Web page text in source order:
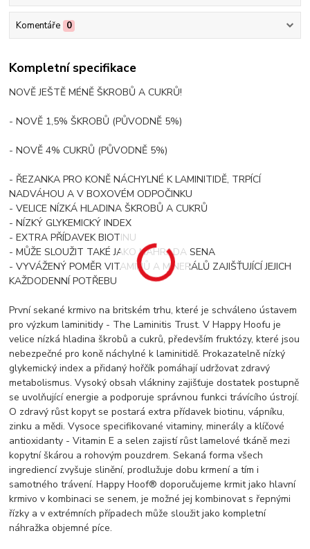
Komentáře 0
Kompletní specifikace
NOVĚ JEŠTĚ MÉNĚ ŠKROBŮ A CUKRŮ!
- NOVĚ 1,5% ŠKROBŮ (PŮVODNĚ 5%)
- NOVĚ 4% CUKRŮ (PŮVODNĚ 5%)
- ŘEZANKA PRO KONĚ NÁCHYLNÉ K LAMINITIDĚ, TRPÍCÍ
NADVÁHOU A V BOXOVÉM ODPOČINKU
- VELICE NÍZKÁ HLADINA ŠKROBŮ A CUKRŮ
- NÍZKÝ GLYKEMICKÝ INDEX
- EXTRA PŘÍDAVEK BIOTINU
- MŮŽE SLOUŽIT TAKÉ JAKO NÁHRADA SENA
- VYVÁŽENÝ POMĚR VITAMINŮ A MINERÁLŮ ZAJIŠŤUJÍCÍ JEJICH
KAŽDODENNÍ POTŘEBU
První sekané krmivo na britském trhu, které je schváleno ústavem
pro výzkum laminitidy - The Laminitis Trust. V Happy Hoofu je
velice nízká hladina škrobů a cukrů, především fruktózy, které jsou
nebezpečné pro koně náchylné k laminitidě. Prokazatelně nízký
glykemický index a přidaný hořčík pomáhají udržovat zdravý
metabolismus. Vysoký obsah vlákniny zajišťuje dostatek postupně
se uvolňující energie a podporuje správnou funkci trávícího ústrojí.
O zdravý růst kopyt se postará extra přídavek biotinu, vápníku,
zinku a mědi. Vysoce specifikované vitaminy, minerály a klíčové
antioxidanty - Vitamin E a selen zajistí růst lamelové tkáně mezi
kopytní škárou a rohovým pouzdrem. Sekaná forma všech
ingrediencí zvyšuje slinění, prodlužuje dobu krmení a tím i
samotného trávení. Happy Hoof® doporučujeme krmit jako hlavní
krmivo v kombinaci se senem, je možné jej kombinovat s řepnými
řízky a v extrémních případech může sloužit jako kompletní
náhražka objemné píce.